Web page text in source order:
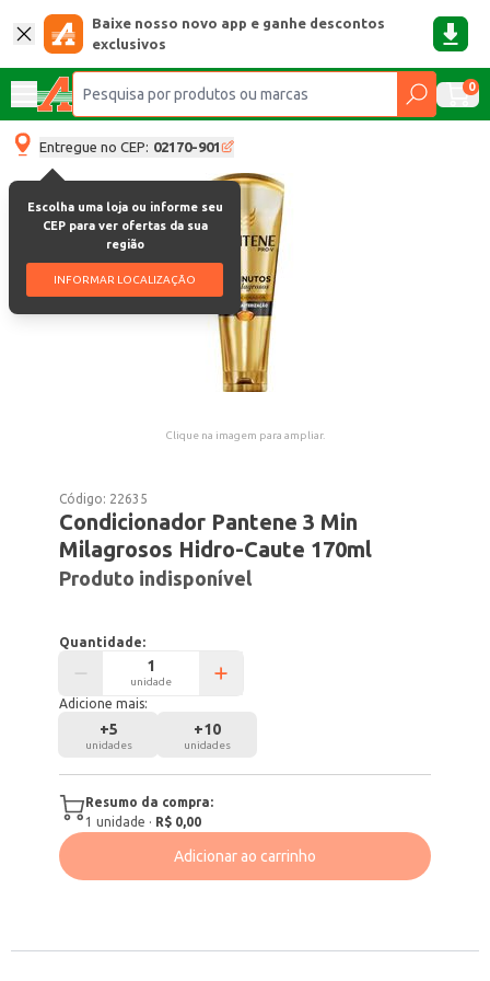
Baixe nosso novo app e ganhe descontos
exclusivos
0
Entregue no CEP: 02170-901
Escolha uma loja ou informe seu
CEP para ver ofertas da sua
região
INFORMAR LOCALIZAÇÃO
Clique na imagem para ampliar.
Código: 22635
Condicionador Pantene 3 Min
Milagrosos Hidro-Caute 170ml
Produto indisponível
Quantidade:
unidade
Adicione mais:
+5
unidades
+10
unidades
Resumo da compra:
1 unidade · R$ 0,00
Adicionar ao carrinho